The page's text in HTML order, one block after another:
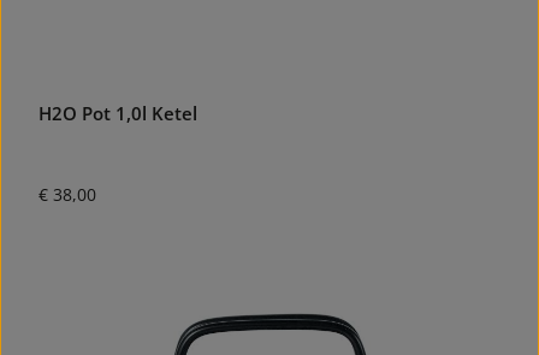
H2O Pot 1,0l Ketel
Normale prijs:
€ 38,00